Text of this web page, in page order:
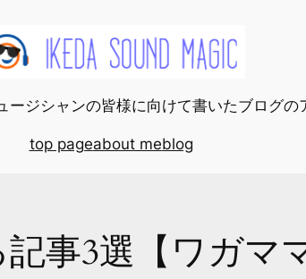
ジシャンの皆様に向けて書いたブログの
top pageabout meblog
事3選【ワガマ